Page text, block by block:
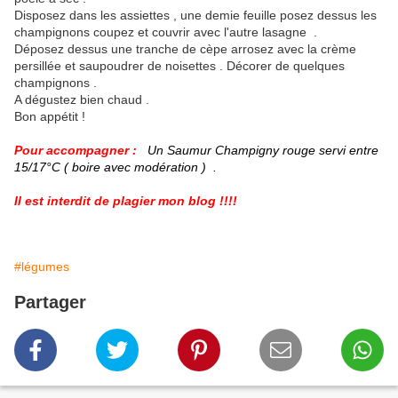
Disposez dans les assiettes , une demie feuille posez dessus les
champignons coupez et couvrir avec l'autre lasagne .
Déposez dessus une tranche de cèpe arrosez avec la crème
persillée et saupoudrer de noisettes . Décorer de quelques
champignons .
A dégustez bien chaud .
Bon appétit !
Pour accompagner : Un Saumur Champigny rouge servi entre
15/17°C ( boire avec modération ) .
Il est interdit de plagier mon blog !!!!
#légumes
Partager